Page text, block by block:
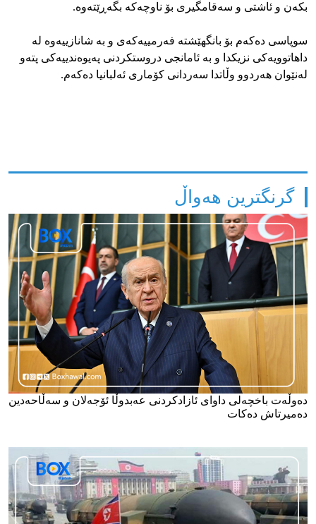
بكه‌ن و ئاشتی و سه‌قامگیری بۆ ناوچه‌كه‌ بگه‌ڕێته‌وه‌.
سوپاسی ده‌كه‌م بۆ بانگهێشته‌ فه‌رمییه‌كه‌ی و به‌ شانازییه‌وه‌ له‌
داهاتوویه‌كی نزیكدا و به‌ ئامانجی دروستكردنی په‌یوه‌ندییه‌كی پته‌و
له‌نێوان هه‌ردوو وڵاتدا سه‌ردانی كۆماری ئه‌لبانیا ده‌كه‌م.
گرنگترین هەواڵ
دەوڵەت باخچەلی داوای ئازادکردنی عەبدوڵا ئۆجەلان و سەڵاحەدین
دەمیرتاش دەکات